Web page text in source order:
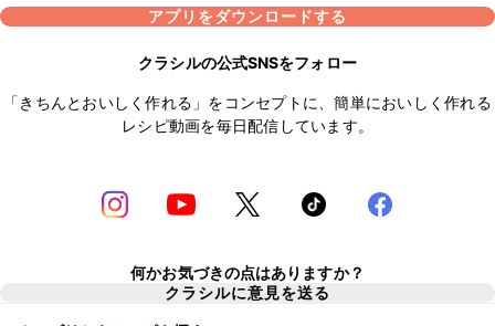
アプリをダウンロードする
クラシルの公式SNSをフォロー
「きちんとおいしく作れる」をコンセプトに、簡単においしく作れる
レシピ動画を毎日配信しています。
何かお気づきの点はありますか？
クラシルに意見を送る